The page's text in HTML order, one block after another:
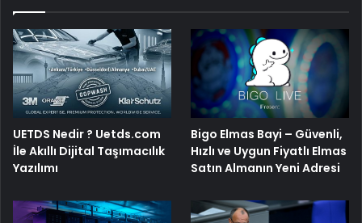
UETDS Nedir ? Uetds.com
İle Akıllı Dijital Taşımacılık
Yazılımı
Bigo Elmas Bayi – Güvenli,
Hızlı ve Uygun Fiyatlı Elmas
Satın Almanın Yeni Adresi